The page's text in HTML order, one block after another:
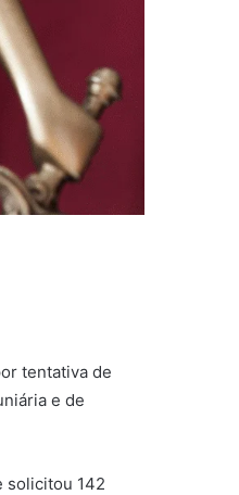
tentativa de
e de
solicitou 142